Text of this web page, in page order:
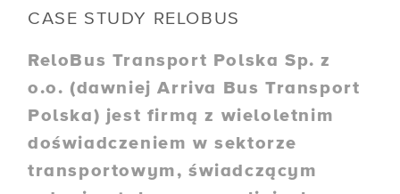
CASE STUDY RELOBUS
ReloBus Transport Polska Sp. z
o.o. (dawniej Arriva Bus Transport
Polska) jest firmą z wieloletnim
doświadczeniem w sektorze
transportowym, świadczącym